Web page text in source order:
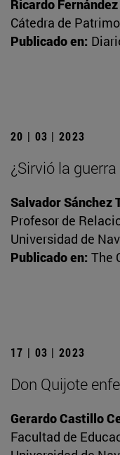
Ricardo
Cátedra de
Publicado en:
20 | 03 | 2023
¿Sirvió la
Salvador Sánchez
Profesor de
Universidad de
Publicado en: The
17 | 03 | 2023
Don Quijote
Gerardo Castillo
Facultad de